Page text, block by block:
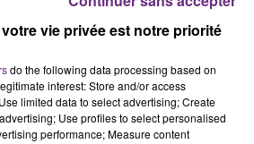
vie privée est notre priorité
do the following data processing based on
interest: Store and/or access
limited data to select advertising; Create
Use profiles to select personalised
performance; Measure content